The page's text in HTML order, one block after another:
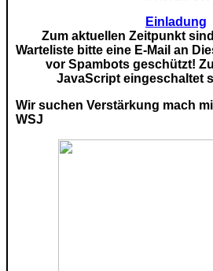
Einladung
Zum aktuellen Zeitpunkt
Warteliste bitte eine E-Mail an
vor Spambots geschützt!
JavaScript eingeschaltet
Wir suchen Verstärkung mach
WSJ